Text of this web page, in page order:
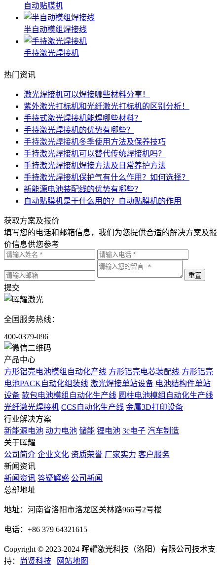
自动贴膜机
半自动模组焊接线
手持激光焊接机
热门资讯
激光焊接机可以焊接哪些材料分享！
紫外激光打标机和光纤激光打标机的区别分析！
手持式激光焊接机能焊哪些材料？
手持激光焊接机的优势有哪些？
手持激光焊接机冬季使用方法及保养技巧
手持激光焊接机可以替代传统焊接机吗？
手持激光焊接机焊接方法及日常养护方法
手持激光焊接机保护气有什么作用？如何选择？
新能源电池装配线的优势有哪些？
自动贴膜机是干什么用的？自动贴膜机的作用
获取方案及报价
填写您的电话和邮箱信息，我们为您提供合适的解决方案及报
价信息供您参考
提交
全国服务热线：
400-0379-096
产品中心
方形铝壳电池模组自动化产线 方形铝壳电芯装配线 方形铝壳
电池PACK自动化组装线 激光焊接单站设备 电池结构件单站
设备 软包电池模组自动化生产线 圆柱电池模组自动化生产线
光纤激光焊接机 CCS自动化生产线 金属3D打印设备
行业解决方案
新能源电池 动力电池 储能 锂电池 3c电子 汽车制造
关于晖耀
公司简介 企业文化 资质荣誉 厂家实力 客户服务
新闻资讯
新闻资讯 答疑解惑 公司新闻
总部地址
地址：河南省洛阳市洛龙区关林路966号2号楼
电话：+86 379 64321615
Copyright © 2023-2024 晖耀激光科技（洛阳）有限公司技术支
持：
尚贤科技 | 网站地图